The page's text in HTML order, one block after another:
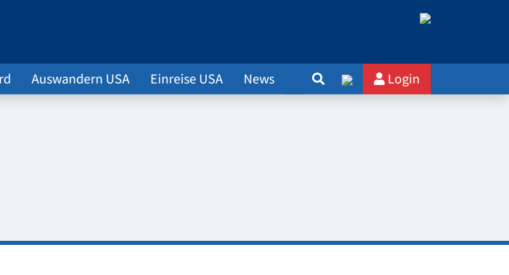
Auswandern USA Einreise USA News Login